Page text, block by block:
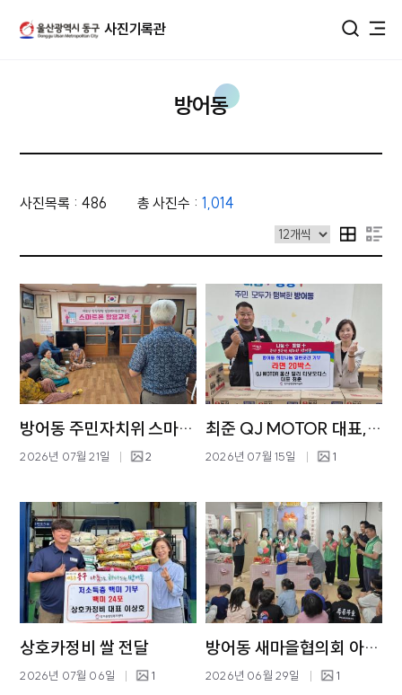
사진기록관
방어동
사진목록 : 486 총 사진수 : 1,014
방어동 주민자치위 스마트폰 활용 교육
2026년 07월 21일 2
최준 QJ MOTOR 대표, 라면 기부
2026년 07월 15일 1
상호카정비 쌀 전달
2026년 07월 06일 1
방어동 새마을협의회 아동 생일잔치
2026년 06월 29일 1